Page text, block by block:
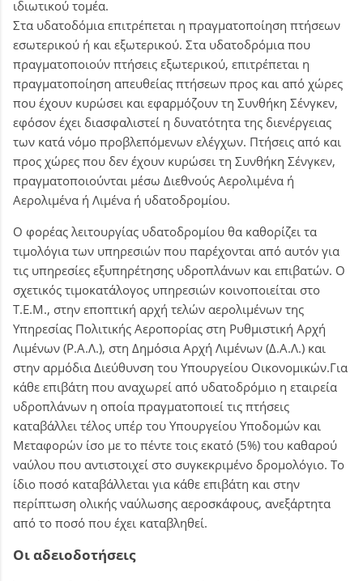
ιδιωτικού τομέα.
Στα υδατοδόμια επιτρέπεται η πραγματοποίηση πτήσεων
εσωτερικού ή και εξωτερικού. Στα υδατοδρόμια που
πραγματοποιούν πτήσεις εξωτερικού, επιτρέπεται η
πραγματοποίηση απευθείας πτήσεων προς και από χώρες
που έχουν κυρώσει και εφαρμόζουν τη Συνθήκη Σένγκεν,
εφόσον έχει διασφα­λιστεί η δυνατότητα της διενέργειας
των κατά νόμο προβλεπόμενων ελέγχων. Πτήσεις από και
προς χώρες που δεν έχουν κυρώσει τη Συνθήκη Σένγκεν,
πραγματοποιού­νται μέσω Διεθνούς Αερολιμένα ή
Αερολιμένα ή Λιμένα ή υδατοδρομίου.
Ο φορέας λειτουργίας υδατοδρομίου θα καθορίζει τα
τιμολόγια των υπηρεσιών που παρέχονται από αυτόν για
τις υπηρεσίες εξυπηρέτησης υδροπλάνων και επιβατών. Ο
σχετικός τιμοκατάλογος υπηρεσιών κοινοποιείται στο
Τ.Ε.Μ., στην εποπτική αρχή τελών αερολιμένων της
Υπηρεσίας Πολιτικής Αεροπορίας στη Ρυθμιστική Αρχή
Λιμένων (Ρ.Α.Λ.), στη Δημόσια Αρχή Λιμένων (Δ.Α.Λ.) και
στην αρμόδια Διεύθυνση του Υπουργείου Οικονομικών.Για
κάθε επιβάτη που αναχωρεί από υδατοδρόμιο η εταιρεία
υδροπλάνων η οποία πραγματοποιεί τις πτήσεις
καταβάλλει τέλος υπέρ του Υπουργείου Υποδομών και
Μεταφορών ίσο με το πέντε τοις εκατό (5%) του καθαρού
ναύλου που αντιστοιχεί στο συγκεκριμένο δρομολόγιο. Το
ίδιο ποσό καταβάλλεται για κάθε επιβάτη και στην
περίπτωση ολικής ναύλωσης αεροσκάφους, ανεξάρτητα
από το ποσό που έχει καταβληθεί.
Οι αδειοδοτήσεις